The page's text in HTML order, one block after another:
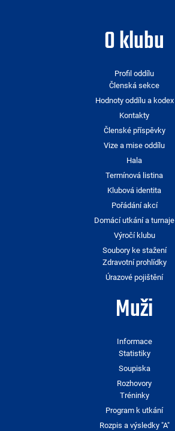
O klubu
Profil oddílu
Členská sekce
Hodnoty oddílu a kodex
Kontakty
Členské příspěvky
Vize a mise oddílu
Hala
Termínová listina
Klubová identita
Pořádání akcí
Domácí utkání a turnaje
Výročí klubu
Soubory ke stažení
Zdravotní prohlídky
Úrazové pojištění
Muži
Informace
Statistiky
Soupiska
Rozhovory
Tréninky
Program k utkání
Rozpis a výsledky "A"